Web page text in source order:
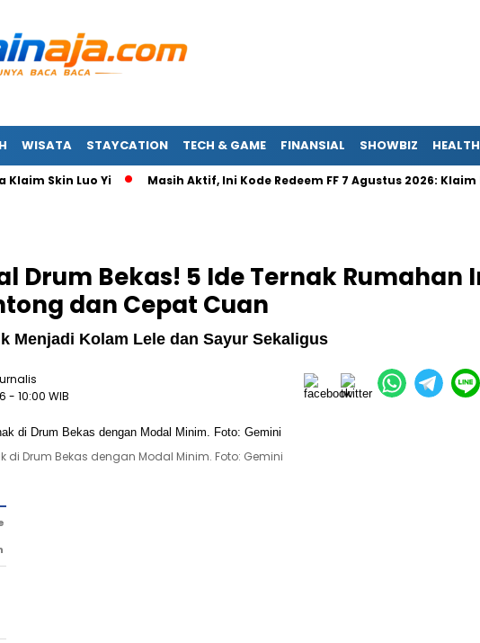
WISATA STAYCATION TECH & GAME FINANSIAL SHOWBIZ HEALTH
Skin Luo Yi Masih Aktif, Ini Kode Redeem FF 7 Agustus 2026: Klaim
Drum Bekas! 5 Ide Ternak Rumahan
dan Cepat Cuan
Menjadi Kolam Lele dan Sayur Sekaligus
- 10:00 WIB
di Drum Bekas dengan Modal Minim. Foto: Gemini